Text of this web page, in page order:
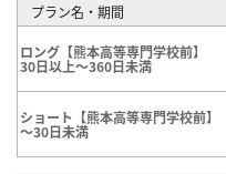
プラン名・期間
ロング【熊本高等専門学校前】
30日以上～360日未満
ショート【熊本高等専門学校前】
～30日未満